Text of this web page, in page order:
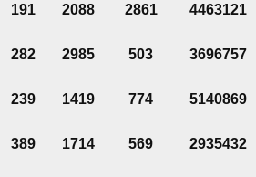
191 2088 2861 4463121
282 2985 503 3696757
239 1419 774 5140869
389 1714 569 2935432